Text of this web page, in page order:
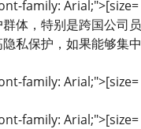
family:
体，特别是跨国公司
私保护，如果能够集
family:
family: